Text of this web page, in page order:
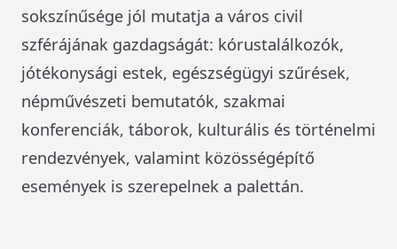
sokszínűsége jól mutatja a város civil
szférájának gazdagságát: kórustalálkozók,
jótékonysági estek, egészségügyi szűrések,
népművészeti bemutatók, szakmai
konferenciák, táborok, kulturális és történelmi
rendezvények, valamint közösségépítő
események is szerepelnek a palettán.